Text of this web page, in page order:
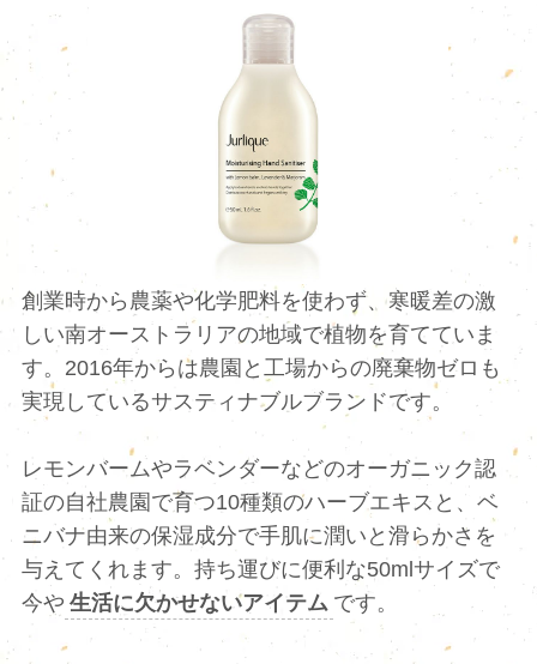
創業時から農薬や化学肥料を使わず、寒暖差の激
しい南オーストラリアの地域で植物を育てていま
す。2016年からは農園と工場からの廃棄物ゼロも
実現しているサスティナブルブランドです。
レモンバームやラベンダーなどのオーガニック認
証の自社農園で育つ10種類のハーブエキスと、ベ
ニバナ由来の保湿成分で手肌に潤いと滑らかさを
与えてくれます。持ち運びに便利な50mlサイズで
今や 生活に欠かせないアイテム です。